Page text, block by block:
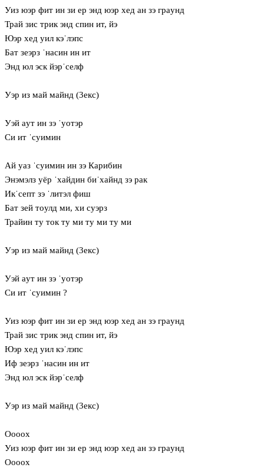
Уиз юэр фит ин зи ер энд юэр хед ан зэ грaунд
Трай зис трик энд спин ит, йэ
Юэр хед уил кэˈлэпс
Бат зеэрз ˈнасин ин ит
Энд юл эск йэрˈселф
Уэр из май майнд (3екс)
Уэй aут ин зэ ˈуотэр
Си ит ˈсуимин
Ай уаз ˈсуимин ин зэ Карибин
Энэмэлз уёр ˈхайдин биˈхайнд зэ рак
Икˈсепт зэ ˈлитэл фиш
Бат зей тoулд ми, хи суэрз
Трайин ту ток ту ми ту ми ту ми
Уэр из май майнд (3екс)
Уэй aут ин зэ ˈуотэр
Си ит ˈсуимин ?
Уиз юэр фит ин зи ер энд юэр хед ан зэ грaунд
Трай зис трик энд спин ит, йэ
Юэр хед уил кэˈлэпс
Иф зеэрз ˈнасин ин ит
Энд юл эск йэрˈселф
Уэр из май майнд (3екс)
Ooooх
Уиз юэр фит ин зи ер энд юэр хед ан зэ грaунд
Ooooх